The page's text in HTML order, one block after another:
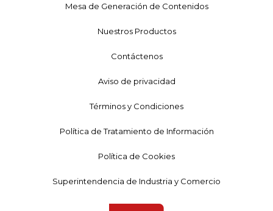
Mesa de Generación de Contenidos
Nuestros Productos
Contáctenos
Aviso de privacidad
Términos y Condiciones
Política de Tratamiento de Información
Política de Cookies
Superintendencia de Industria y Comercio